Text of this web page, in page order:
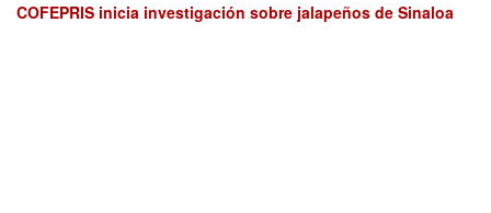
COFEPRIS inicia investigación sobre jalapeños de Sinaloa